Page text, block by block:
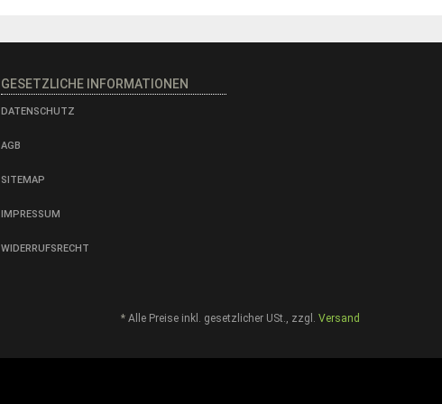
GESETZLICHE INFORMATIONEN
DATENSCHUTZ
AGB
SITEMAP
IMPRESSUM
WIDERRUFSRECHT
*Alle Preise inkl. gesetzlicher USt., zzgl. Versand